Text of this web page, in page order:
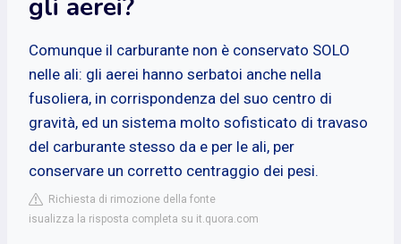
gli aerei?
Comunque il carburante non è conservato SOLO
nelle ali: gli aerei hanno serbatoi anche nella
fusoliera, in corrispondenza del suo centro di
gravità, ed un sistema molto sofisticato di travaso
del carburante stesso da e per le ali, per
conservare un corretto centraggio dei pesi.
Richiesta di rimozione della fonte
isualizza la risposta completa su it.quora.com